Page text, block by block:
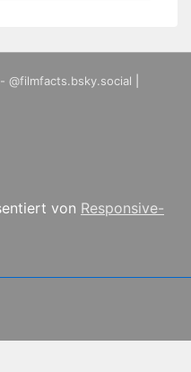
@filmfacts.bsky.social
von Responsive-